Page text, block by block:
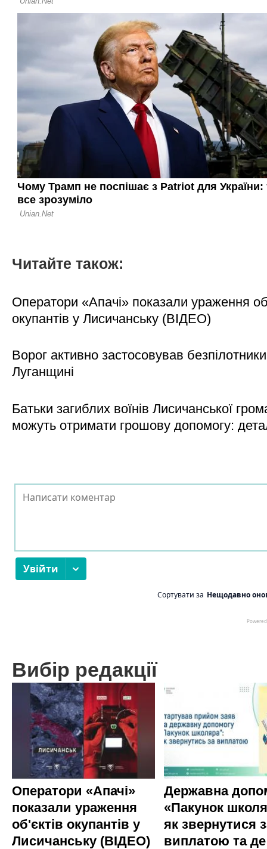
Читайте також:
Оператори «Апачі» показали ураження
окупантів у Лисичанську (ВІДЕО)
Ворог активно застосовував
Луганщині
Батьки загиблих воїнів Лисичанської
можуть отримати грошову допомогу:
Вибір редакції
Оператори «Апачі»
показали ураження
об'єктів окупантів у
Лисичанську (ВІДЕО)
Державна
«Пакунок
як звернутися
виплатою та де